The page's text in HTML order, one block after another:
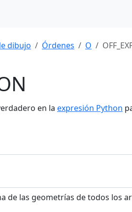
dibujo Órdenes O
en la expresión Python
de las geometrías de todos los